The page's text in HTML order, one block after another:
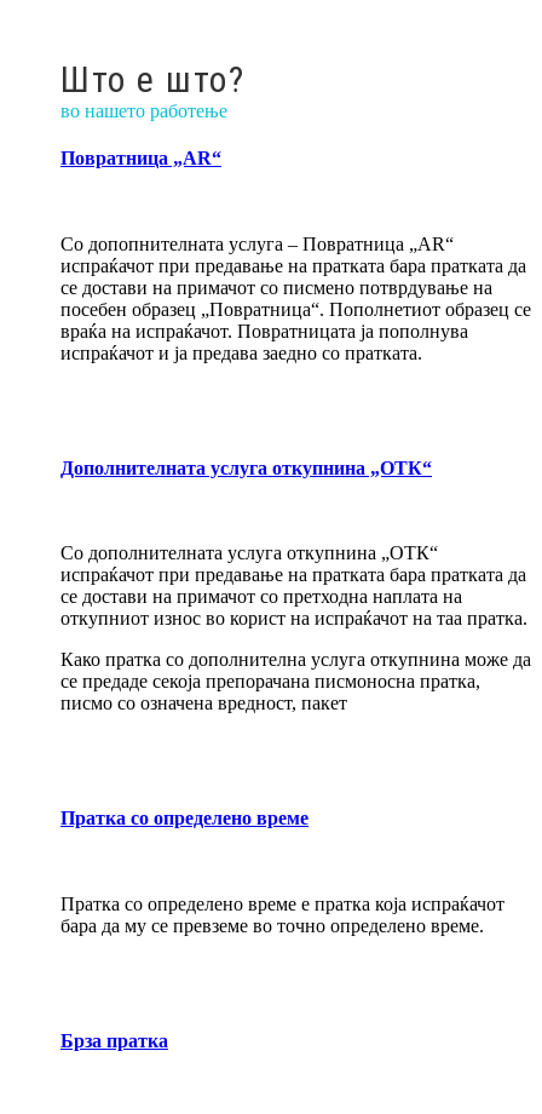
Што е што?
во нашето работење
Повратница „АR“
Со допопнителната услуга – Повратница „АR“
испраќачот при предавање на пратката бара пратката да
се достави на примачот со писмено потврдување на
посебен образец „Повратница“. Пополнетиот образец се
враќа на испраќачот. Повратницата ја пополнува
испраќачот и ја предава заедно со пратката.
Дополнителната услуга откупнина „ОТК“
Со дополнителната услуга откупнина „ОТК“
испраќачот при предавање на пратката бара пратката да
се достави на примачот со претходна наплата на
откупниот износ во корист на испраќачот на таа пратка.
Како пратка со дополнителна услуга откупнина може да
се предаде секоја препорачана писмоносна пратка,
писмо со означена вредност, пакет
Пратка со определено време
Пратка со определено време е пратка која испраќачот
бара да му се превземе во точно определено време.
Брза пратка